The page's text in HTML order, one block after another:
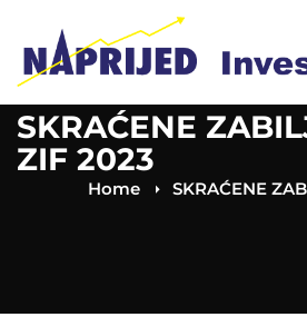
SKRAĆENE
ZIF 2023
Home SKRAĆENE